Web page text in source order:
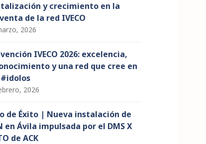
y crecimiento en la
de la red IVECO
2026
IVECO 2026: excelencia,
y una red que cree en
2026
de Éxito | Nueva instalación de
en Ávila impulsada por el DMS X
de ACK